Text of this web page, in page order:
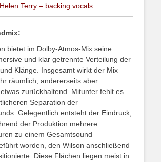
Helen Terry – backing vocals
bietet im Dolby-Atmos-Mix seine
und klar getrennte Verteilung der
Klänge. Insgesamt wirkt der Mix
räumlich, andererseits aber
zurückhaltend. Mitunter fehlt es
Separation der
Gelegentlich entsteht der Eindruck,
der Produktion mehrere
zu einem Gesamtsound
worden, den Wilson anschließend
Diese Flächen liegen meist in